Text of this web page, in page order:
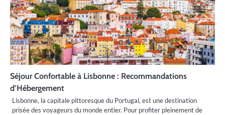
Séjour Confortable à Lisbonne : Recommandations
d’Hébergement
Lisbonne, la capitale pittoresque du Portugal, est une destination
prisée des voyageurs du monde entier. Pour profiter pleinement de